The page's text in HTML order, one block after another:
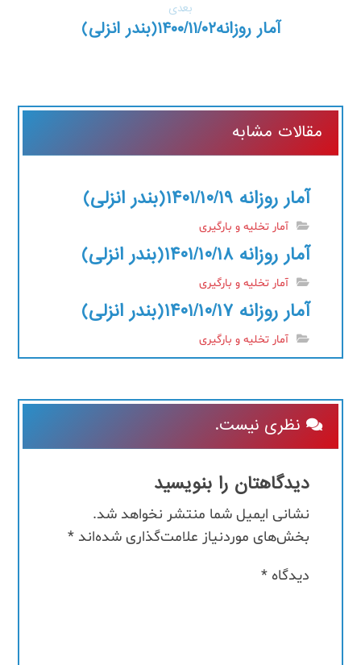
بعدی
آمار روزانه۱۴۰۰/۱۱/۰۲(بندر انزلی)
مقالات مشابه
آمار روزانه ۱۴۰۱/۱۰/۱۹(بندر انزلی)
آمار تخلیه و بارگیری
آمار روزانه ۱۴۰۱/۱۰/۱۸(بندر انزلی)
آمار تخلیه و بارگیری
آمار روزانه ۱۴۰۱/۱۰/۱۷(بندر انزلی)
آمار تخلیه و بارگیری
نظری نیست.
دیدگاهتان را بنویسید
نشانی ایمیل شما منتشر نخواهد شد.
بخش‌های موردنیاز علامت‌گذاری شده‌اند*
دیدگاه*